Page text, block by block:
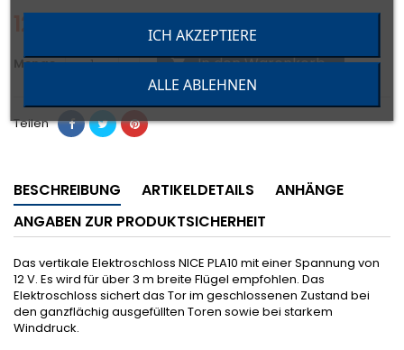
Menge  In den Warenkorb
Teilen
BESCHREIBUNG ARTIKELDETAILS
ANHÄNGE
ANGABEN ZUR PRODUKTSICHERHEIT
Das vertikale Elektroschloss NICE PLA10 mit einer Spannung von
12 V. Es wird für über 3 m breite Flügel empfohlen. Das
Elektroschloss sichert das Tor im geschlossenen Zustand bei
den ganzflächig ausgefüllten Toren sowie bei starkem
Winddruck.
ALLE ABLEHNEN
ICH AKZEPTIERE